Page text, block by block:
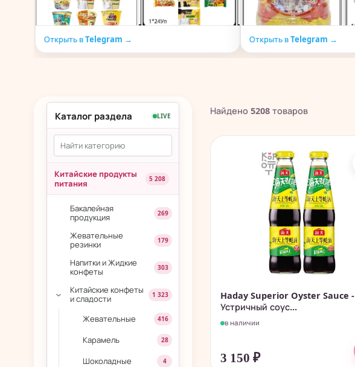
Открыть в Telegram → Открыть в Telegram →
Каталог раздела LIVE
Китайские продукты
питания
5 208
Бакалейная
продукция
269
Жевательные
резинки
179
Напитки и Жидкие
конфеты
303
›
Китайские конфеты
и сладости
1 323
Жевательные 416
Карамель 28
Шоколадные 4
Найдено 5208 товаров
Haday Superior Oyster Sauce -
Устричный соус...
в наличии
3 150 ₽